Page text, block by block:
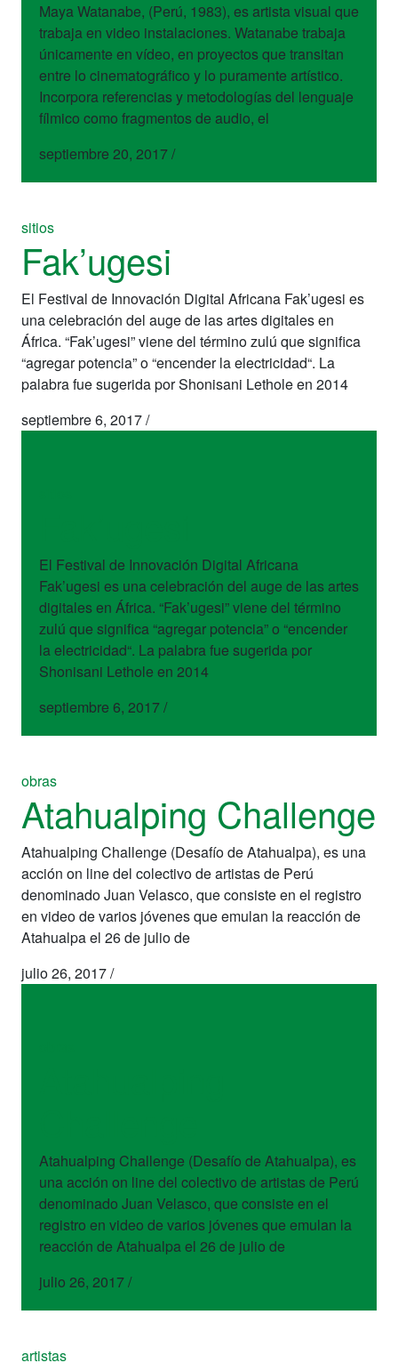
Maya Watanabe, (Perú, 1983), es artista visual que
trabaja en video instalaciones. Watanabe trabaja
únicamente en vídeo, en proyectos que transitan
entre lo cinematográfico y lo puramente artístico.
Incorpora referencias y metodologías del lenguaje
fílmico como fragmentos de audio, el
septiembre 20, 2017/
sitios
Fak’ugesi
El Festival de Innovación Digital Africana Fak’ugesi es
una celebración del auge de las artes digitales en
África. “Fak’ugesi” viene del término zulú que significa
“agregar potencia” o “encender la electricidad“. La
palabra fue sugerida por Shonisani Lethole en 2014
septiembre 6, 2017/
El Festival de Innovación Digital Africana
Fak’ugesi es una celebración del auge de las artes
digitales en África. “Fak’ugesi” viene del término
zulú que significa “agregar potencia” o “encender
la electricidad“. La palabra fue sugerida por
Shonisani Lethole en 2014
septiembre 6, 2017/
obras
Atahualping Challenge
Atahualping Challenge (Desafío de Atahualpa), es una
acción on line del colectivo de artistas de Perú
denominado Juan Velasco, que consiste en el registro
en video de varios jóvenes que emulan la reacción de
Atahualpa el 26 de julio de
julio 26, 2017/
Atahualping Challenge (Desafío de Atahualpa), es
una acción on line del colectivo de artistas de Perú
denominado Juan Velasco, que consiste en el
registro en video de varios jóvenes que emulan la
reacción de Atahualpa el 26 de julio de
julio 26, 2017/
artistas